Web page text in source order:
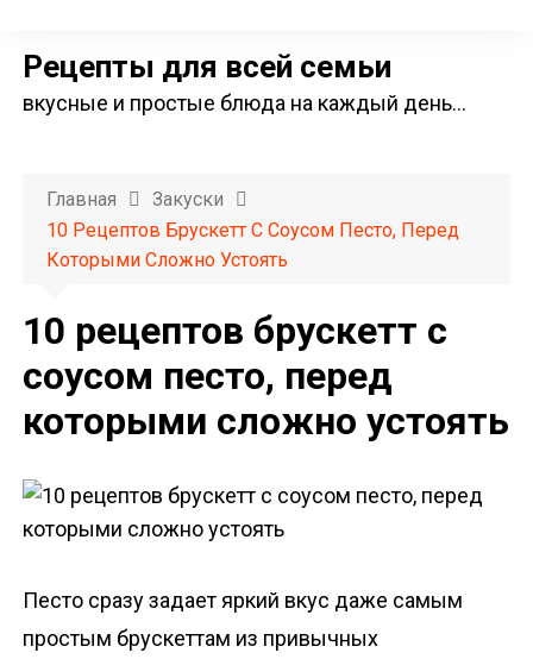
Рецепты для всей семьи
вкусные и простые блюда на каждый день…
Главная
Закуски
10 Рецептов Брускетт С Соусом Песто, Перед
Которыми Сложно Устоять
10 рецептов брускетт с
соусом песто, перед
которыми сложно устоять
Песто сразу задает яркий вкус даже самым
простым брускеттам из привычных